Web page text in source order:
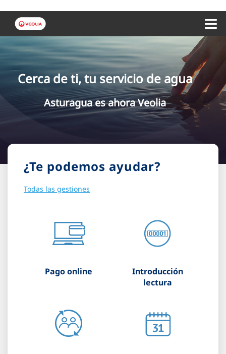
Cerca de ti, tu servicio de agua
Asturagua es ahora Veolia
¿Te podemos ayudar?
Todas las gestiones
Pago online
Introducción
lectura